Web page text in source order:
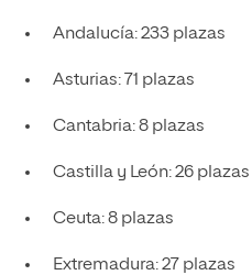
Andalucía: 233 plazas
Asturias: 71 plazas
Cantabria: 8 plazas
Castilla y León: 26 plazas
Ceuta: 8 plazas
Extremadura: 27 plazas